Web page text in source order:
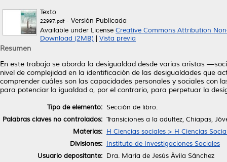
Texto
22997.pdf- Versión Publicada
Available under License Creative Commons Attribution
Download (2MB)
Vista previa
Resumen
En este trabajo se aborda la desigualdad desde varias aristas
nivel de complejidad en la identificación de las desigualdades que
comprender cuáles son las capacidades personales y sociales con
para potenciar la igualdad o, por el contrario, para perpetuar la
Tipo de elemento: Sección de libro.
Palabras claves no controlados: Transiciones a la adultez, Chiapas,
Materias: H Ciencias sociales > H Ciencias
Divisiones: Instituto de Investigaciones Sociales
Usuario depositante: Dra. María de Jesús Ávila Sánchez